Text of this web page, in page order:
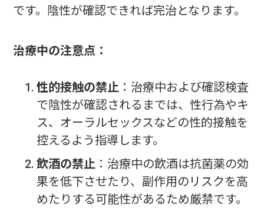
です。陰性が確認できれば完治となります。
治療中の注意点：
性的接触の禁止 ：治療中および確認検査
で陰性が確認されるまでは、性行為やキ
ス、オーラルセックスなどの性的接触を
控えるよう指導します。
飲酒の禁止 ：治療中の飲酒は抗菌薬の効
果を低下させたり、副作用のリスクを高
めたりする可能性があるため厳禁です。